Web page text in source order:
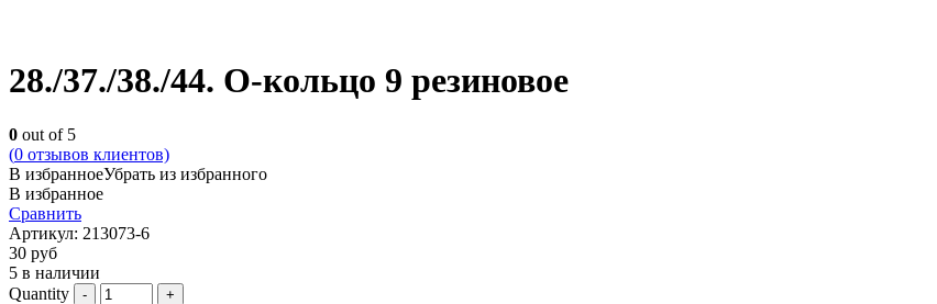
28./37./38./44. О-кольцо 9 резиновое
0 out of 5
(0 отзывов клиентов)
В избранноеУбрать из избранного
В избранное
Сравнить
Артикул: 213073-6
30 руб
5 в наличии
Quantity